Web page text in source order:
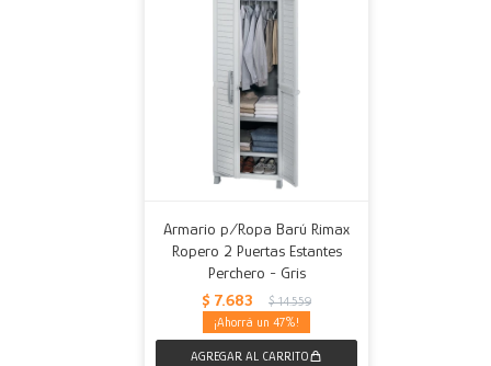
Armario p/Ropa Barú Rimax
Ropero 2 Puertas Estantes
Perchero - Gris
$ 7.683 $ 14.559
47